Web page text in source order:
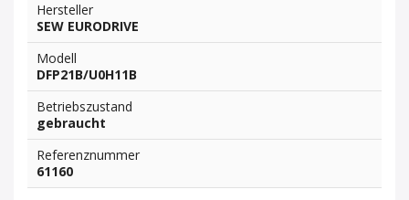
Hersteller
SEW EURODRIVE
Modell
DFP21B/U0H11B
Betriebszustand
gebraucht
Referenznummer
61160